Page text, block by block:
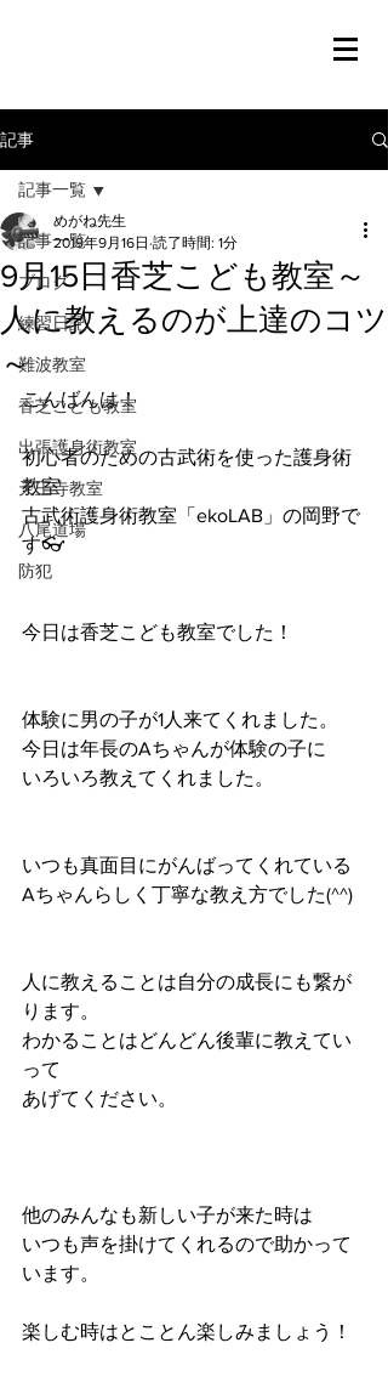
記事
記事一覧
ブログ
練習日記
難波教室
香芝こども教室
出張護身術教室
天王寺教室
八尾道場
防犯
記事一覧
9月15日香芝こども教室～
人に教えるのが上達のコツ
～
めがね先生
2019年9月16日 読了時間: 1分
こんばんは！
初心者のための古武術を使った護身術
教室
古武術護身術教室「ekoLAB」の岡野で
す👓
今日は香芝こども教室でした！
体験に男の子が1人来てくれました。
今日は年長のAちゃんが体験の子に
いろいろ教えてくれました。
いつも真面目にがんばってくれている
Aちゃんらしく丁寧な教え方でした(^^)
人に教えることは自分の成長にも繋が
ります。
わかることはどんどん後輩に教えてい
って
あげてください。
他のみんなも新しい子が来た時は
いつも声を掛けてくれるので助かって
います。
楽しむ時はとことん楽しみましょう！